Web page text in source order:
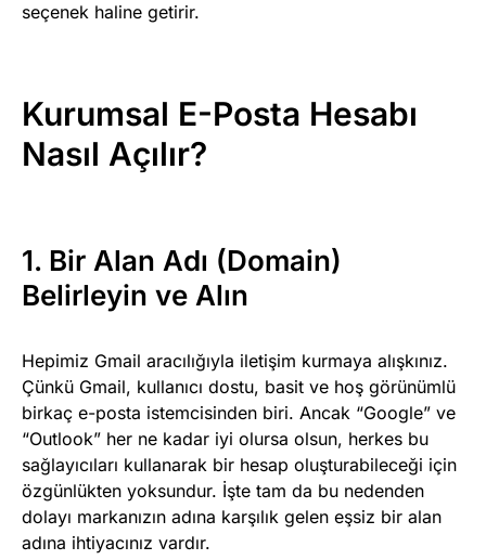
seçenek haline getirir.
Kurumsal E-Posta Hesabı
Nasıl Açılır?
1. Bir Alan Adı (Domain)
Belirleyin ve Alın
Hepimiz Gmail aracılığıyla iletişim kurmaya alışkınız.
Çünkü Gmail, kullanıcı dostu, basit ve hoş görünümlü
birkaç e-posta istemcisinden biri. Ancak “Google” ve
“Outlook” her ne kadar iyi olursa olsun, herkes bu
sağlayıcıları kullanarak bir hesap oluşturabileceği için
özgünlükten yoksundur. İşte tam da bu nedenden
dolayı markanızın adına karşılık gelen eşsiz bir alan
adına ihtiyacınız vardır.